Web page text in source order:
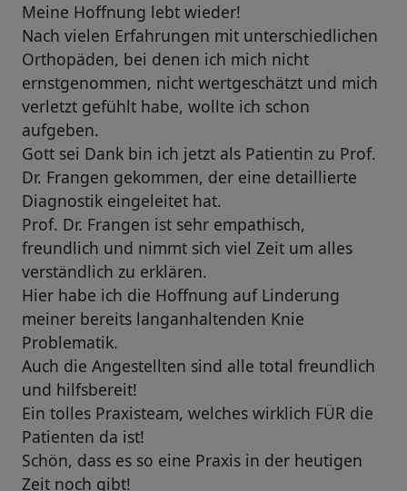
Meine Hoffnung lebt wieder!
Nach vielen Erfahrungen mit unterschiedlichen
Orthopäden, bei denen ich mich nicht
ernstgenommen, nicht wertgeschätzt und mich
verletzt gefühlt habe, wollte ich schon
aufgeben.
Gott sei Dank bin ich jetzt als Patientin zu Prof.
Dr. Frangen gekommen, der eine detaillierte
Diagnostik eingeleitet hat.
Prof. Dr. Frangen ist sehr empathisch,
freundlich und nimmt sich viel Zeit um alles
verständlich zu erklären.
Hier habe ich die Hoffnung auf Linderung
meiner bereits langanhaltenden Knie
Problematik.
Auch die Angestellten sind alle total freundlich
und hilfsbereit!
Ein tolles Praxisteam, welches wirklich FÜR die
Patienten da ist!
Schön, dass es so eine Praxis in der heutigen
Zeit noch gibt!